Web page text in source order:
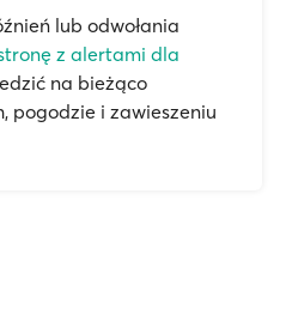
lub odwołania
z alertami dla
na bieżąco
pogodzie i zawieszeniu